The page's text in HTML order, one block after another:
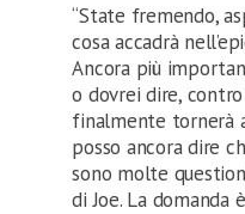
“State fremendo,
cosa accadrà
Ancora più
o dovrei dire,
finalmente tornerà
posso ancora dire
sono molte
di Joe. La domanda